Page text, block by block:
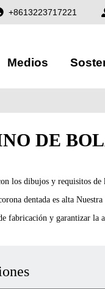
+8613223717221
Medios
DE
los dibujos y requisitos
dentada es alta Nuestra
fabricación y garantizar la